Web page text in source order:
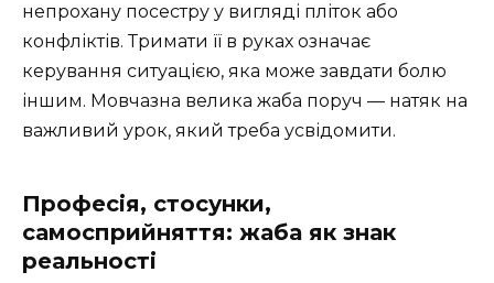
непрохану посестру у вигляді пліток або
конфліктів. Тримати її в руках означає
керування ситуацією, яка може завдати болю
іншим. Мовчазна велика жаба поруч — натяк на
важливий урок, який треба усвідомити.
Професія, стосунки,
самосприйняття: жаба як знак
реальності